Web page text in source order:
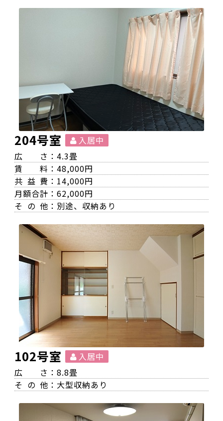
204号室
入居中
広 さ：4.3畳
賃料：48,000円
共益 費：14,000円
月額合計 ：62,000円
その他：別途、収納あり
102号室
入居中
広 さ：8.8畳
その他：大型収納あり